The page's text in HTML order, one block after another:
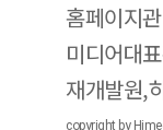
홈페이지
미디어대
재개발원,
copyright by